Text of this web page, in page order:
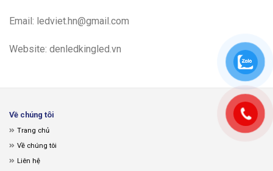
Email: ledviet.hn@gmail.com
Website: denledkingled.vn
Về chúng tôi
Trang chủ
Về chúng tôi
Liên hệ